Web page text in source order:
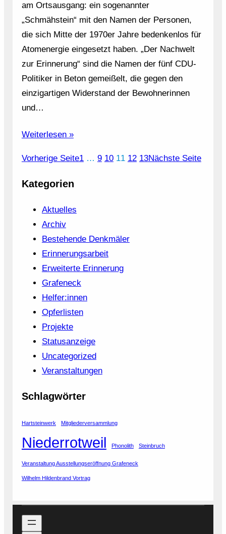
am Ortsausgang: ein sogenannter
„Schmähstein“ mit den Namen der Personen,
die sich Mitte der 1970er Jahre bedenkenlos für
Atomenergie eingesetzt haben. „Der Nachwelt
zur Erinnerung“ sind die Namen der fünf CDU-
Politiker in Beton gemeißelt, die gegen den
einzigartigen Widerstand der Bewohnerinnen
und…
Weiterlesen »
Vorherige Seite1 … 9 10 11 12 13Nächste Seite
Kategorien
Aktuelles
Archiv
Bestehende Denkmäler
Erinnerungsarbeit
Erweiterte Erinnerung
Grafeneck
Helfer:innen
Opferlisten
Projekte
Statusanzeige
Uncategorized
Veranstaltungen
Schlagwörter
Hartsteinwerk Mitgliederversammlung
Niederrotweil Phonolith Steinbruch
Veranstaltung Ausstellungseröffnung Grafeneck
Wilhelm Hildenbrand Vortrag